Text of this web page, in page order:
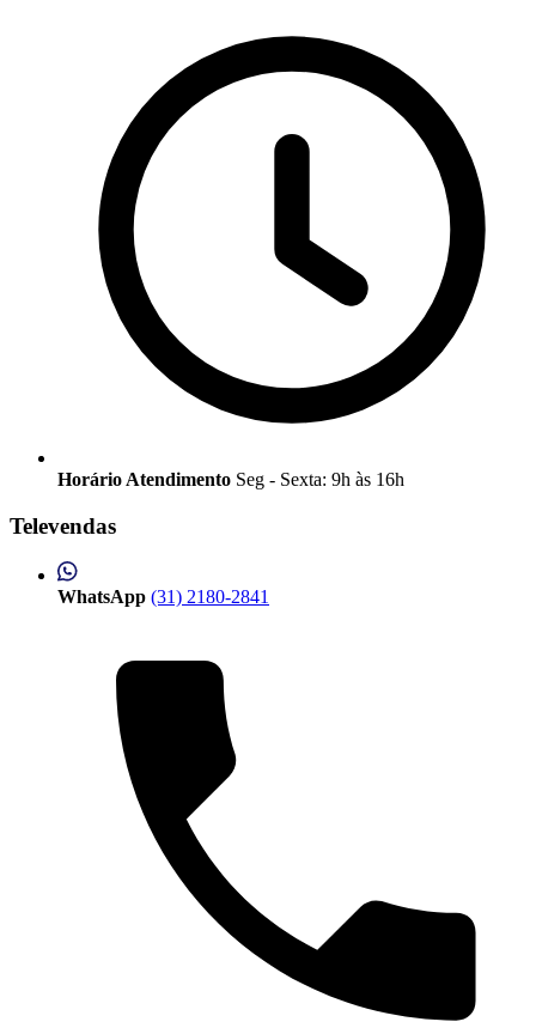
Horário Atendimento Seg - Sexta: 9h às 16h
Televendas
WhatsApp (31) 2180-2841